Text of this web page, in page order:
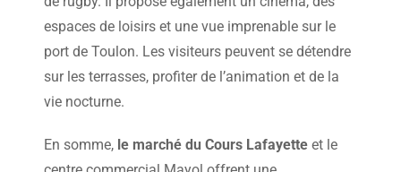
espaces de loisirs et une vue imprenable sur le
port de Toulon. Les visiteurs peuvent se détendre
sur les terrasses, profiter de l’animation et de la
vie nocturne.
En somme, le marché du Cours Lafayette et le